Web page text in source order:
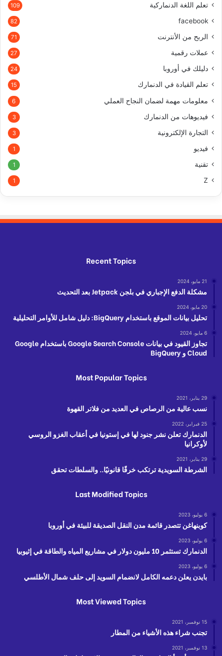
تعلم اللغة الدنماركية 109
facebook
82
الربح من الأنترنت 71
عملات رقمية 27
دليلك في أوروبا 24
تعلم القيادة في الدنمارك 15
معلومات مهمة لضمان النجاح العملي 6
فيديوهات من الدنمارك 3
التجارة الإلكترونية 3
فيديو 1
تقنية 1
Z
1
Recent Topics
21 مايو، 2024
مشكلة الدفع الإجباري في بلجن Jetpack بعد التحديث
20 مايو، 2024
تحليل بيانات الموقع باستخدام BigQuery: دليل شامل للأوامر التحليلية
6 مايو، 2024
تجاوز القيود في بيانات Google Search Console باستخدام Google
Cloud و BigQuery
Most Popular Topics
29 يناير، 2021
نسب عالية من الرصاص في العديد من فلاتر القهوة
25 فبراير، 2022
الدنمارك تعلن نشر جنود لها في إستونيا في أعقاب الغزو الروسي
لأوكرانيا
29 يناير، 2021
الشرطة السويدية ترتكب خرقًا قانونيًا.. والسلطات تحقق
Last Modified Topics
6 يوليو، 2023
كوبنهاغن تتصدر قائمة مدن النقل الصديقة للبيئة في أوروبا
6 يوليو، 2023
الدنمارك تستثمر 10 مليون دولار في مشاريع المياه والطاقة في إثيوبيا
6 يوليو، 2023
بايدن يعلن دعمه الكامل لانضمام السويد إلى حلف شمال الأطلسي
Most Viewed Topics
15 نوفمبر، 2021
تجنب شراء هذه الأشياء من المطار
13 نوفمبر، 2021